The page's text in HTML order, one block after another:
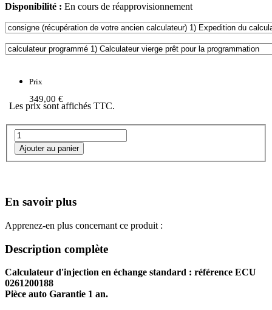
Disponibilité : En cours de réapprovisionnement
Prix
349,00 €
Les prix sont affichés TTC.
En savoir plus
Apprenez-en plus concernant ce produit :
Description complète
Calculateur d'injection en échange standard : référence ECU
0261200188
Pièce auto Garantie 1 an.